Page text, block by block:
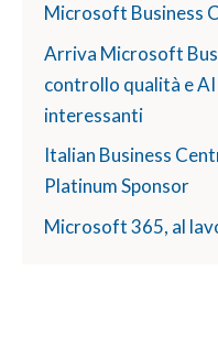
Microsoft Business
Arriva Microsoft
controllo qualità e
interessanti
Italian Business
Platinum Sponsor
Microsoft 365, al